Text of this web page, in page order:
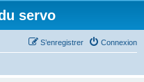
servo
Connexion
S’enregistrer